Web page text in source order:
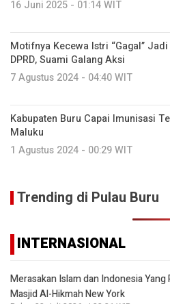
16 Juni 2025 - 01:14 WIT
Motifnya Kecewa Istri “Gagal”
DPRD, Suami Galang Aksi
7 Agustus 2024 - 04:40 WIT
Kabupaten Buru Capai Imunisasi
Maluku
1 Agustus 2024 - 00:29 WIT
Trending di Pulau Buru
INTERNASIONAL
Merasakan Islam dan Indonesia Yang
Masjid Al-Hikmah New York